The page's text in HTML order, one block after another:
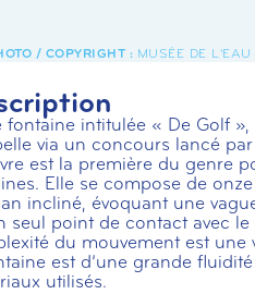
MUSÉE DE
fontaine intitulée « De Golf
via un concours lancé
est la première du genre
Elle se compose de
incliné, évoquant une
seul point de contact avec
du mouvement est
est d’une grande
utilisés.